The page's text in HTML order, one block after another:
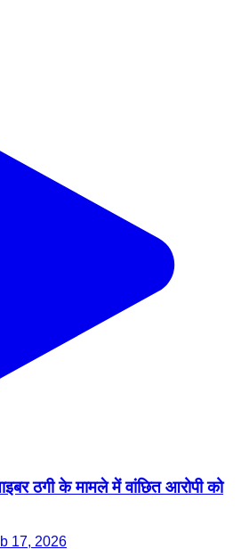
ठगी के मामले में वांछित आरोपी को
17, 2026